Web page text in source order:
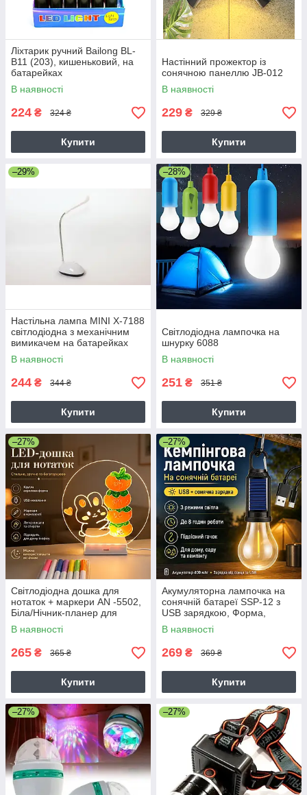
Ліхтарик ручний Bailong BL-
B11 (203), кишеньковий, на
батарейках
В наявності
224 ₴ 324 ₴
Купити
Настінний прожектор із
сонячною панеллю JB-012
В наявності
229 ₴ 329 ₴
Купити
–29%
Настільна лампа MINI X-7188
світлодіодна з механічним
вимикачем на батарейках
В наявності
244 ₴ 344 ₴
Купити
–28%
Світлодіодна лампочка на
шнурку 6088
В наявності
251 ₴ 351 ₴
Купити
–27%
Світлодіодна дошка для
нотаток + маркери AN -5502,
Біла/Нічник-планер для
записів/Лед дошка/Нічник
дошка для малювання
В наявності
265 ₴ 365 ₴
Купити
–27%
Акумуляторна лампочка на
сонячній батареї SSP-12 з
USB зарядкою, Форма,
Рандом/підвісна лампочка
для кемпінгу
В наявності
269 ₴ 369 ₴
Купити
–27% –27%